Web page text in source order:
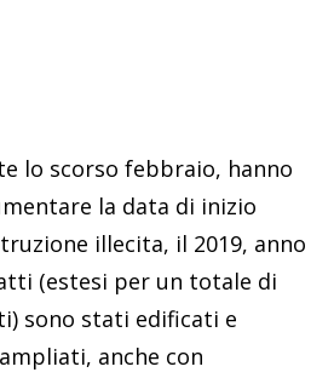
lo scorso febbraio, hanno
la data di inizio
illecita, il 2019, anno
(estesi per un totale di
sono stati edificati e
anche con